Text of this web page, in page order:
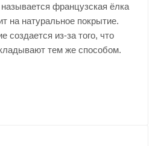
французская ёлка
на натуральное покрытие.
создается из-за того, что
тем же способом.